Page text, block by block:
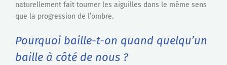
naturellement fait tourner les aiguilles dans le même sens
que la progression de l’ombre.
Pourquoi baille-t-on quand quelqu’un
baille à côté de nous ?